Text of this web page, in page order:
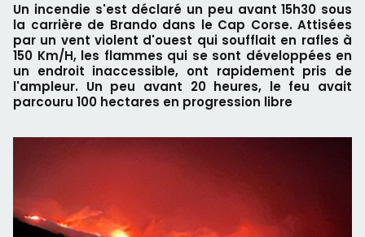
Un incendie s'est déclaré un peu avant 15h30 sous
la carrière de Brando dans le Cap Corse. Attisées
par un vent violent d'ouest qui soufflait en rafles à
150 Km/H, les flammes qui se sont développées en
un endroit inaccessible, ont rapidement pris de
l'ampleur. Un peu avant 20 heures, le feu avait
parcouru 100 hectares en progression libre